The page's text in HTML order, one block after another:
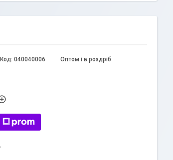
Оптом і в роздріб
Код: 040040006